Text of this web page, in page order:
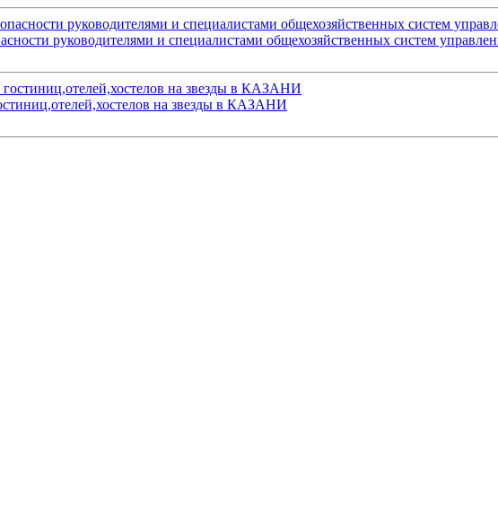
руководителями и специалистами общехозяйственных систем
на звезды в КАЗАНИ